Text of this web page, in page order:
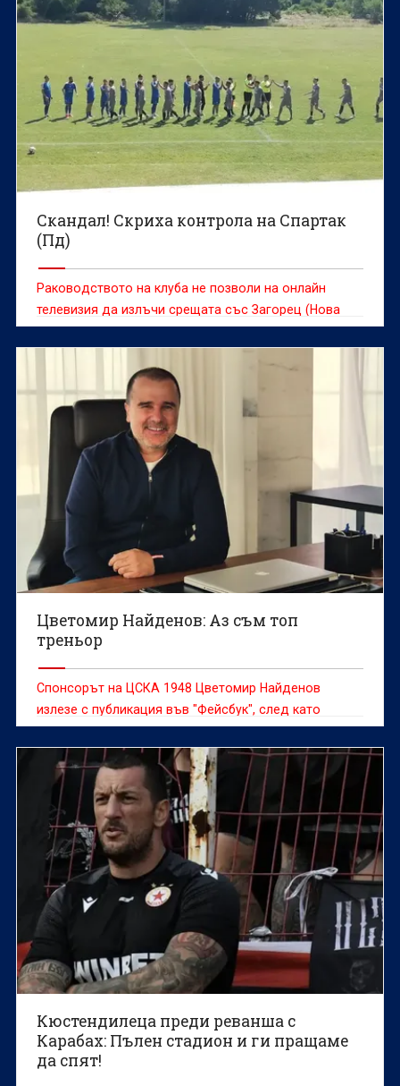
Скандал! Скриха контрола на Спартак
(Пд)
Раководството на клуба не позволи на онлайн
телевизия да излъчи срещата със Загорец (Нова
Загора)
Цветомир Найденов: Аз съм топ
треньор
Спонсорът на ЦСКА 1948 Цветомир Найденов
излезе с публикация във "Фейсбук", след като
"червените" от победиха Ботев (Враца) с 2:1
Кюстендилеца преди реванша с
Карабах: Пълен стадион и ги пращаме
да спят!